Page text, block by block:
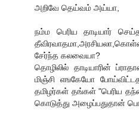
அறிவே தெய்வம் அய்யா,
நம்ம பெரிய தாடியார்
சேர்ந்த கலவையா?
தொழிலில் தாடியாரின்
மிஞ்சி எஙகேயோ
தமிழர்கள் தங்கள் "பெரிய
கொடுத்து அழைப்பதுதான்